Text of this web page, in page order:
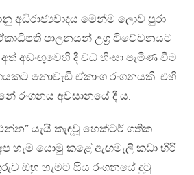
අධිරාජ්‍යවාදය මෙන්ම ලොව පුරා
පාලනයන් උග්‍ර විවේචනයට
අත් අඩංඟුවෙහි දී වධ හිංසා පැමිණ වීම
නොවැඩි ඒකාංග රංගනයකි. එහි
රංගනය අවසානයේ දී ය.
යැයි කැඳවූ හෙක්ටර් ගතික
හැම යොමු කළේ ඇඟමැලි කඩා හිරි
ඔහු හැමට සිය රංගනයේ දුටු